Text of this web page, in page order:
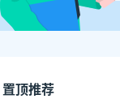
置顶推荐